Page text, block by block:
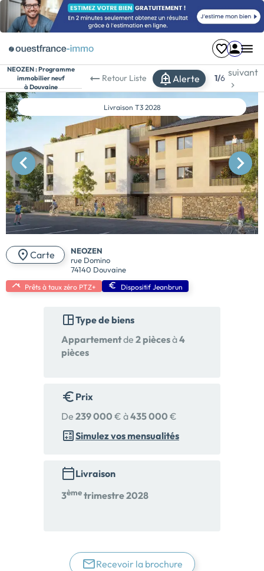
NEOZEN :Programme
immobilier neuf
à Douvaine
Retour Liste Alerte 1/6
suivant
Livraison T3 2028
Carte
NEOZEN
rue Domino
74140 Douvaine
Prêts à taux zéro PTZ+ Dispositif Jeanbrun
Type de biens
Appartementde 2 piècesà4
pièces
Prix
De 239 000 € à435 000 €
Simulez vos mensualités
Livraison
3èmetrimestre 2028
Recevoir la brochure